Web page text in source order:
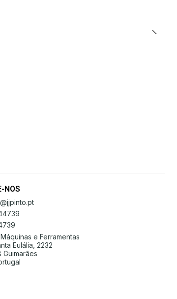
NOS
e Ferramentas
Eulália, 2232